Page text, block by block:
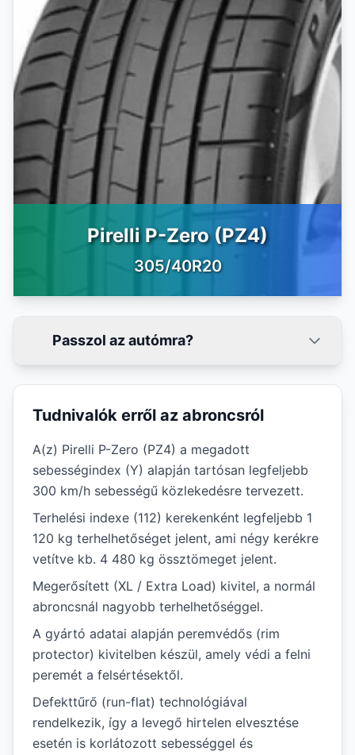
Pirelli P-Zero (PZ4)
305/40R20
Passzol az autómra?
Tudnivalók erről az abroncsról
A(z) Pirelli P-Zero (PZ4) a megadott
sebességindex (Y) alapján tartósan legfeljebb
300 km/h sebességű közlekedésre tervezett.
Terhelési indexe (112) kerekenként legfeljebb 1
120 kg terhelhetőséget jelent, ami négy kerékre
vetítve kb. 4 480 kg össztömeget jelent.
Megerősített (XL / Extra Load) kivitel, a normál
abroncsnál nagyobb terhelhetőséggel.
A gyártó adatai alapján peremvédős (rim
protector) kivitelben készül, amely védi a felni
peremét a felsértésektől.
Defekttűrő (run-flat) technológiával
rendelkezik, így a levegő hirtelen elvesztése
esetén is korlátozott sebességgel és